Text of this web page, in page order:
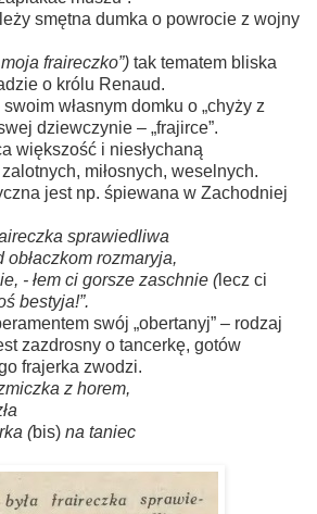
smętna dumka o powrocie z wojny
fraireczko”)tak tematem bliska
o królu Renaud.
własnym domku o „chyży z
dziewczynie – „frajirce”.
większość i niesłychaną
miłosnych, weselnych.
jest np. śpiewana w Zachodniej
sprawiedliwa
obłaczkom rozmaryja,
- łem ci gorsze zaschnie (lecz ci
bestyja!”.
swój „obertanyj” – rodzaj
zazdrosny o tancerkę, gotów
frajerka zwodzi.
z horem,
(bis)na taniec